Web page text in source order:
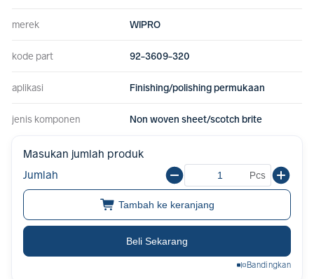
merek WIPRO
kode part 92-3609-320
aplikasi Finishing/polishing permukaan
jenis komponen Non woven sheet/scotch brite
Masukan jumlah produk
Jumlah
Pcs
Tambah ke keranjang
Beli Sekarang
Bandingkan